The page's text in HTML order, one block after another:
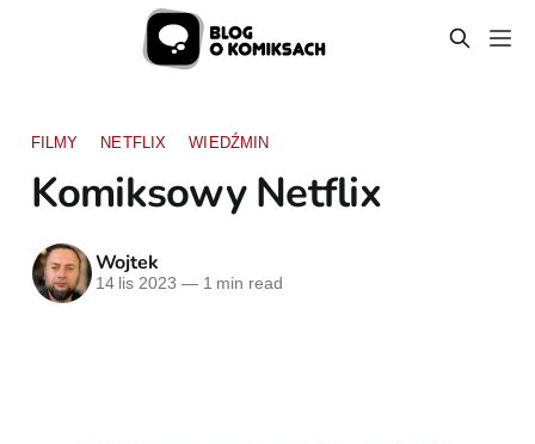
FILMY NETFLIX WIEDŹMIN
Komiksowy Netflix
Wojtek
14 lis 2023 —1 min read